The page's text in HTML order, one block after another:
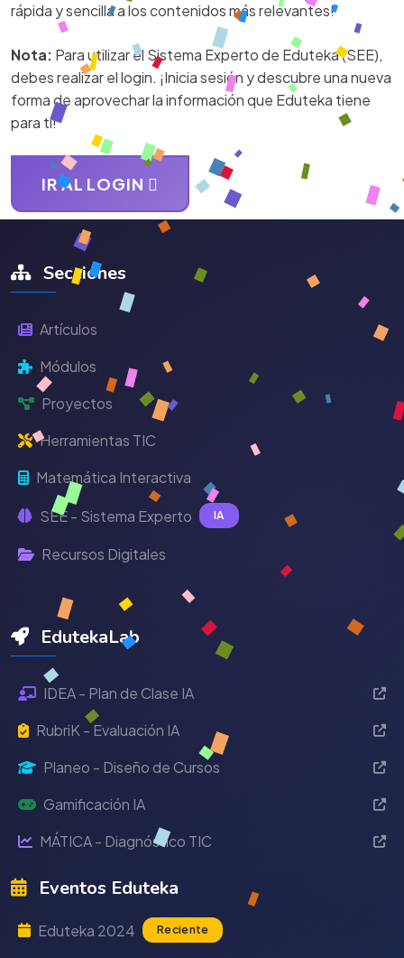
rápida y sencilla a los contenidos más relevantes!
Nota: Para utilizar el Sistema Experto de Eduteka (SEE),
debes realizar el login. ¡Inicia sesión y descubre una nueva
forma de aprovechar la información que Eduteka tiene
para tí!
IR AL LOGIN
Secciones
Artículos
Módulos
Proyectos
Herramientas TIC
Matemática Interactiva
SEE - Sistema Experto IA
Recursos Digitales
EdutekaLab
IDEA - Plan de Clase IA
RubriK - Evaluación IA
Planeo - Diseño de Cursos
Gamificación IA
MÁTICA - Diagnóstico TIC
Eventos Eduteka
Eduteka 2024 Reciente